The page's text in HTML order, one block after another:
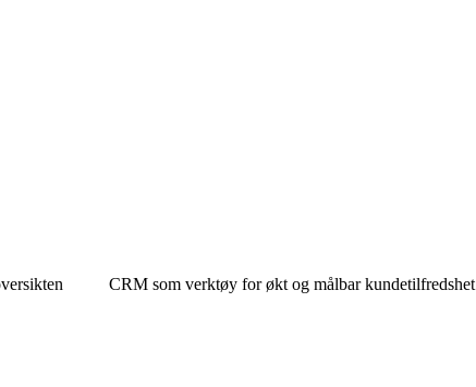
CRM som verktøy for økt og målbar kundetilfredshet